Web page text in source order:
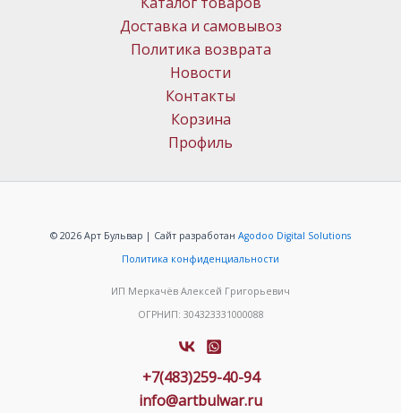
Доставка и самовывоз
Политика возврата
Новости
Контакты
Корзина
Профиль
© 2026 Арт Бульвар | Сайт разработан Agodoo Digital Solutions
Политика конфиденциальности
ИП Меркачёв Алексей Григорьевич
ОГРНИП: 304323331000088
+7(483)259-40-94
info@artbulwar.ru